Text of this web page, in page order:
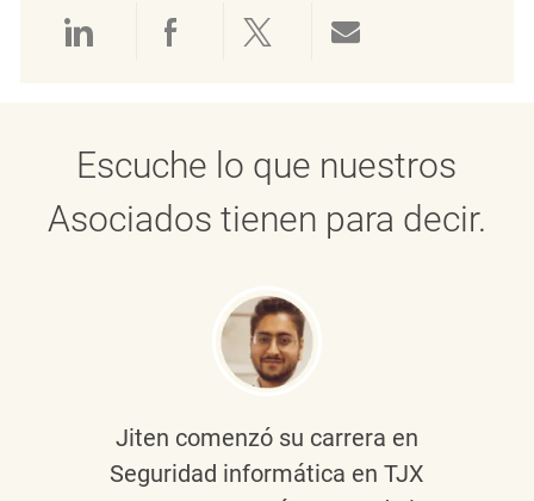
Compartir a través de LinkedIn
Compartir a través de
Compartir a través
Escuche lo que nuestros
Asociados tienen para decir.
Jiten comenzó su carrera en
Seguridad informática en TJX